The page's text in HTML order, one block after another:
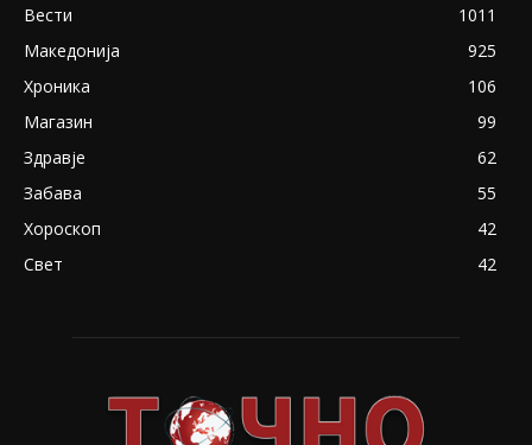
Вести
1011
Македонија
925
Хроника
106
Магазин
99
Здравје
62
Забава
55
Хороскоп
42
Свет
42